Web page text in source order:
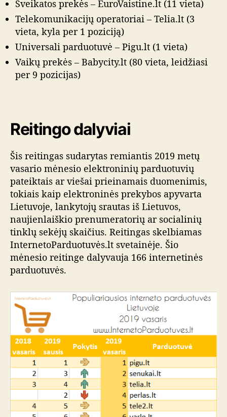
Sveikatos prekės – EuroVaistine.lt (11 vieta)
Telekomunikacijų operatoriai – Telia.lt (3
vieta, kyla per 1 poziciją)
Universali parduotuvė – Pigu.lt (1 vieta)
Vaikų prekės – Babycity.lt (80 vieta, leidžiasi
per 9 pozicijas)
Reitingo dalyviai
Šis reitingas sudarytas remiantis 2019 metų
vasario mėnesio elektroninių parduotuvių
pateiktais ar viešai prieinamais duomenimis,
tokiais kaip elektroninės prekybos apyvarta
Lietuvoje, lankytojų srautas iš Lietuvos,
naujienlaiškio prenumeratorių ar socialinių
tinklų sekėjų skaičius. Reitingas skelbiamas
InternetoParduotuvės.lt svetainėje. Šio
mėnesio reitinge dalyvauja 166 internetinės
parduotuvės.